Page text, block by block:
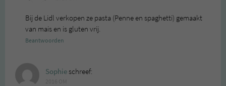
Bij de Lidl verkopen ze pasta (Penne en spaghetti) gemaakt
van mais en is gluten vrij.
Beantwoorden
Sophieschreef: